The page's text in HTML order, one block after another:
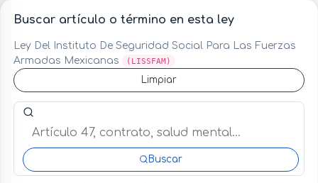
Buscar artículo o término en esta ley
Ley Del Instituto De Seguridad Social Para Las Fuerzas
Armadas Mexicanas
(LISSFAM)
Limpiar
Buscar artículo o término en esta ley
Buscar